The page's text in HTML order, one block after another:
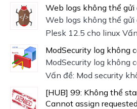
Web logs không thể gửi
Web logs không thể gửi
Plesk 12.5 cho linux Vấn
ModSecurity log không
ModSecurity log không
Vấn đề: Mod security
[HUB] 99: Không thể
Cannot assign